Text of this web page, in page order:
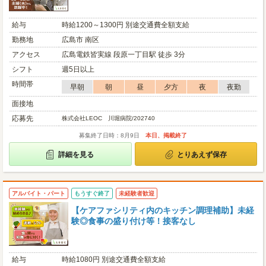
給与
時給1200～1300円 別途交通費全額支給
勤務地
広島市 南区
アクセス
広島電鉄皆実線 段原一丁目駅 徒歩 3分
シフト
週5日以上
時間帯
早朝 朝 昼 夕方 夜
夜勤
面接地
応募先
株式会社LEOC 川堀病院/202740
募集終了日時：8月9日 本日、掲載終了
詳細を見る とりあえず保存
アルバイト・パート もうすぐ終了 未経験者歓迎
【ケアファシリティ内のキッチン調理補助】未経
験◎食事の盛り付け等！接客なし
給与
時給1080円 別途交通費全額支給